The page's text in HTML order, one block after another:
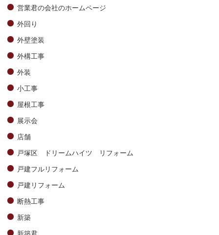
営業君の会社のホームページ
外回り
外壁塗装
外構工事
外装
小工事
屋根工事
展示会
店舗
戸塚区 ドリームハイツ リフォーム
戸建フルリフォーム
戸建リフォーム
断熱工事
新築
新築君